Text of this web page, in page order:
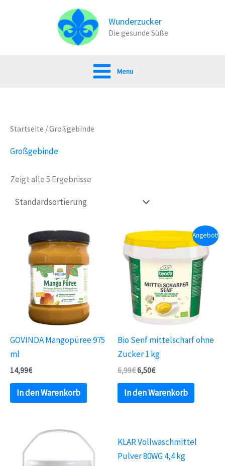
Wunderzucker
Die gesunde Süße
Menu
Startseite / Großgebinde
Großgebinde
Zeigt alle 5 Ergebnisse
GOVINDA Mangopüree 975
ml
14,99€
In den Warenkorb
Angebot!
Bio Senf mittelscharf ohne
Zucker 1 kg
6,99€6,50€
In den Warenkorb
KLAR Vollwaschmittel
Pulver 80WG 4,4 kg